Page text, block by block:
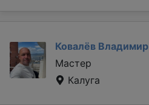
Ковалёв Владимир
Мастер
Калуга